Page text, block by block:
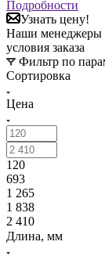
Подробности
Узнать цену!
Наши менеджеры
условия заказа
Фильтр по
Сортировка
Цена
120
693
1 265
1 838
2 410
Длина, мм